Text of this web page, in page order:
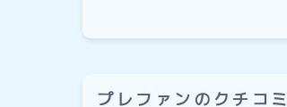
プレファンのクチコミ